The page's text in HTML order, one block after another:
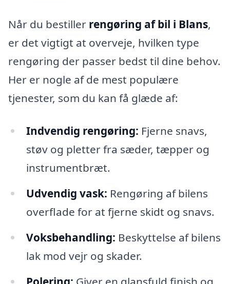
Når du bestiller rengøring af bil i Blans,
er det vigtigt at overveje, hvilken type
rengøring der passer bedst til dine behov.
Her er nogle af de mest populære
tjenester, som du kan få glæde af:
Indvendig rengøring: Fjerne snavs,
støv og pletter fra sæder, tæpper og
instrumentbræt.
Udvendig vask: Rengøring af bilens
overflade for at fjerne skidt og snavs.
Voksbehandling: Beskyttelse af bilens
lak mod vejr og skader.